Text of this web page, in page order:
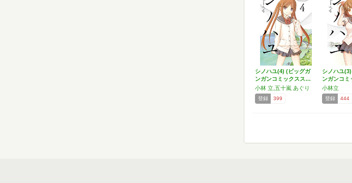
シノハユ(4) (ビッグガ
ンガンコミックスス…
小林 立,五十嵐 あぐり
登録 399
シノハユ
ンガンコ
小林立
登録 444